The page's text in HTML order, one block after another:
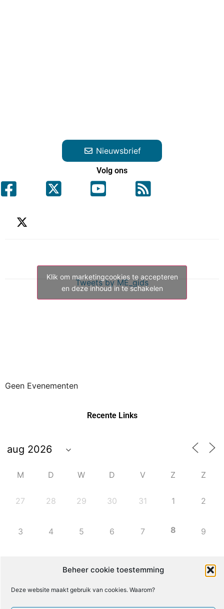
Beheer cookie toestemming
Deze website maakt gebruik van cookies. Waarom?
Nieuwsbrief
Volg ons
Tweets by ME_gids
Klik om marketingcookies te accepteren
en deze inhoud in te schakelen
Geen Evenementen
Recente Links
M D W D V Z Z
27 28 29 30 31 1 2
3 4 5 6 7 8 9
16
17 18 19 20 21